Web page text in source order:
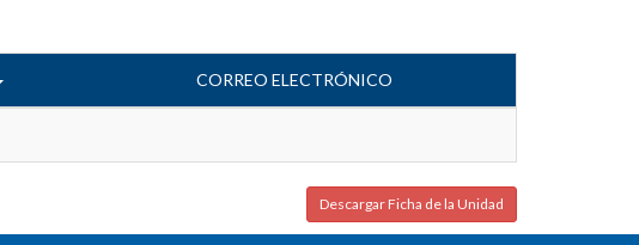
CORREO ELECTRÓNICO
Descargar Ficha de la Unidad